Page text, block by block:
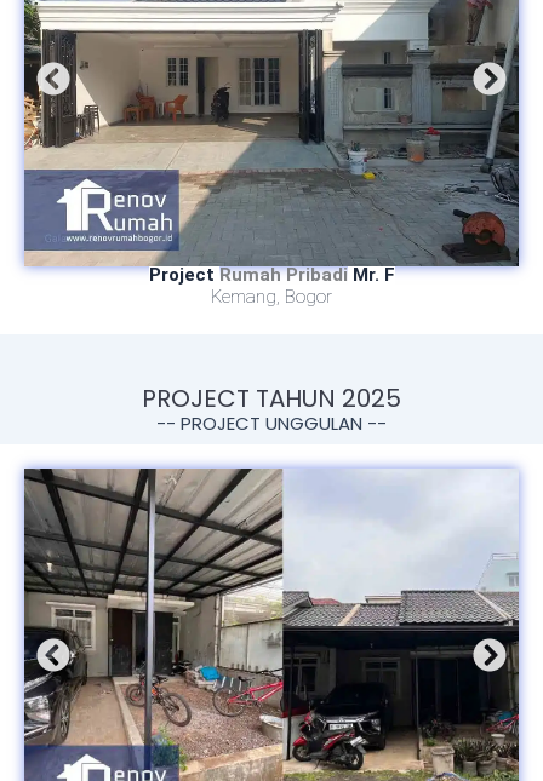
Project Rumah PribadiMr. F
Kemang, Bogor
PROJECT TAHUN 2025
-- PROJECT UNGGULAN --